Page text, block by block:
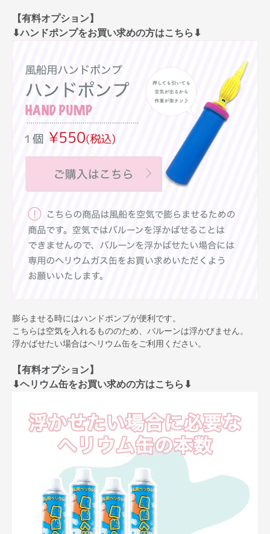
【有料オプション】
⬇︎ハンドポンプをお買い求めの方はこちら⬇︎
膨らませる時にはハンドポンプが便利です。
こちらは空気を入れるもののため、バルーンは浮かびません。
浮かばせたい場合はヘリウム缶をご利用ください。
【有料オプション】
⬇︎ヘリウム缶をお買い求めの方はこちら⬇︎